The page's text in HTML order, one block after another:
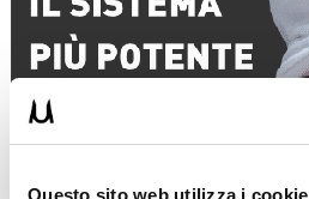
Questo sito web utilizza i cookie